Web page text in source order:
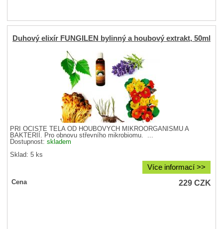
Duhový elixír FUNGILEN bylinný a houbový extrakt, 50ml
PŘI OČISTĚ TĚLA OD HOUBOVÝCH MIKROORGANISMŮ A
BAKTERIÍ. Pro obnovu střevního mikrobiomu. ...
Dostupnost:skladem
Sklad: 5 ks
Více informací >>
Cena 229CZK